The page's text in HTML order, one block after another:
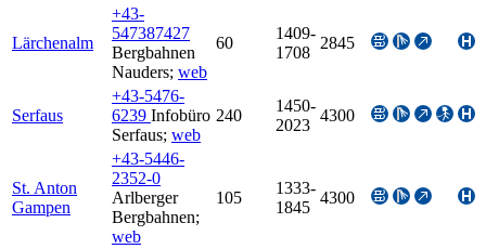
Lärchenalm
+43-
547387427
Bergbahnen
Nauders; web
60
1409-
1708
2845
Serfaus
+43-5476-
6239 Infobüro
Serfaus; web
240
1450-
2023
4300
St. Anton
Gampen
+43-5446-
2352-0
Arlberger
Bergbahnen;
web
105
1333-
1845
4300